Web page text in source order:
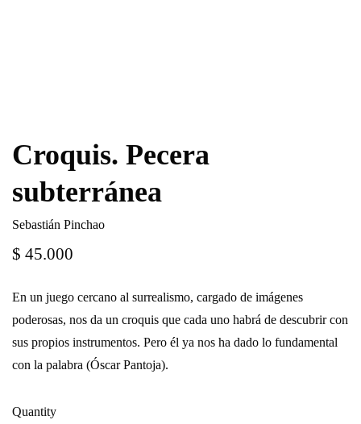
Croquis. Pecera
subterránea
Sebastián Pinchao
$ 45.000
En un juego cercano al surrealismo, cargado de imágenes
poderosas, nos da un croquis que cada uno habrá de descubrir con
sus propios instrumentos. Pero él ya nos ha dado lo fundamental
con la palabra (Óscar Pantoja).
Quantity